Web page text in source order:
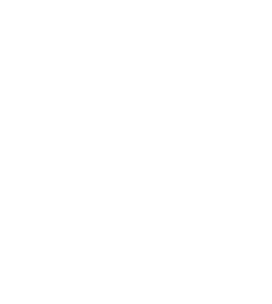
Microsoft.Insights/dataCollectionRules/
virtualMachines/myVm/providers/
Microsoft.Insights/dataCollectionRules/